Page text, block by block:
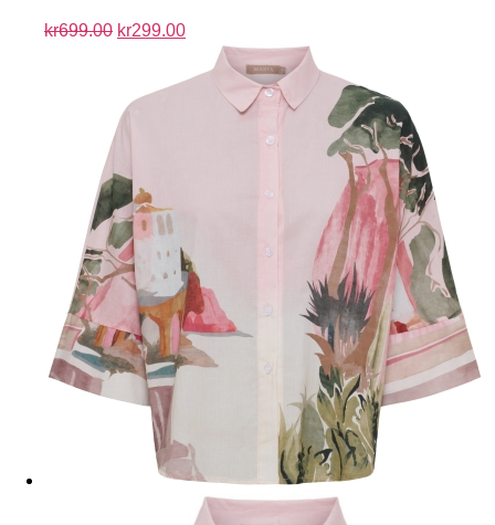
kr699.00 kr299.00